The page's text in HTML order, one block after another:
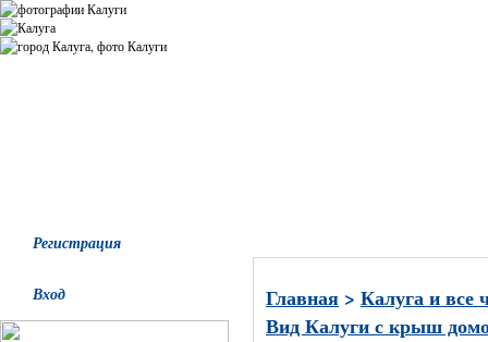
Регистрация
Вход Главная > Калуга и все
Вид Калуги с крыш